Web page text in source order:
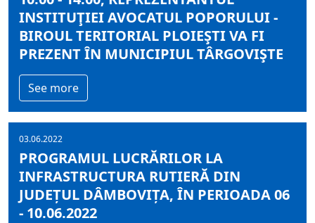
INSTITUŢIEI AVOCATUL POPORULUI -
BIROUL TERITORIAL PLOIEŞTI VA FI
PREZENT ÎN MUNICIPIUL TÂRGOVIŞTE
See more
03.06.2022
PROGRAMUL LUCRĂRILOR LA
INFRASTRUCTURA RUTIERĂ DIN
JUDEȚUL DÂMBOVIȚA, ÎN PERIOADA 06
- 10.06.2022